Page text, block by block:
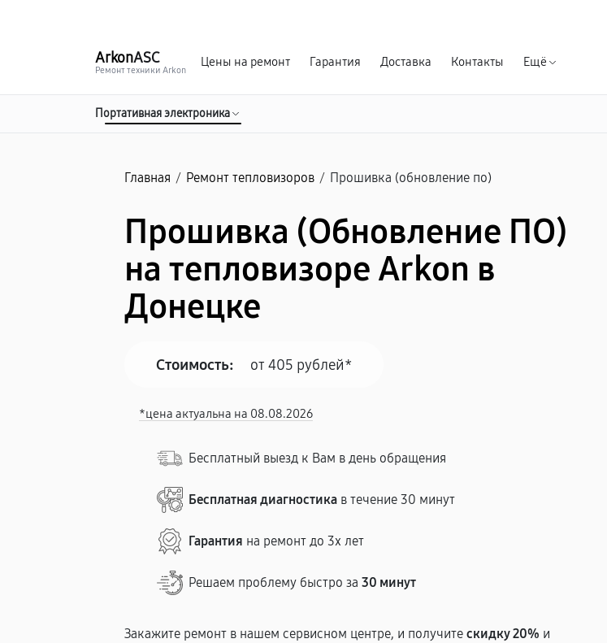
ArkonASC
Ремонт техники Arkon
Цены на ремонт Гарантия Доставка Контакты Ещё
Портативная электроника
Главная / Ремонт тепловизоров / Прошивка (обновление по)
Прошивка (Обновление ПО)
на тепловизоре Arkon в
Донецке
Стоимость: от 405 рублей*
*цена актуальна на 08.08.2026
Бесплатный выезд к Вам в день обращения
Бесплатная диагностика в течение 30 минут
Гарантия на ремонт до 3х лет
Решаем проблему быстро за30 минут
Закажите ремонт в нашем сервисном центре, и получитескидку 20% и